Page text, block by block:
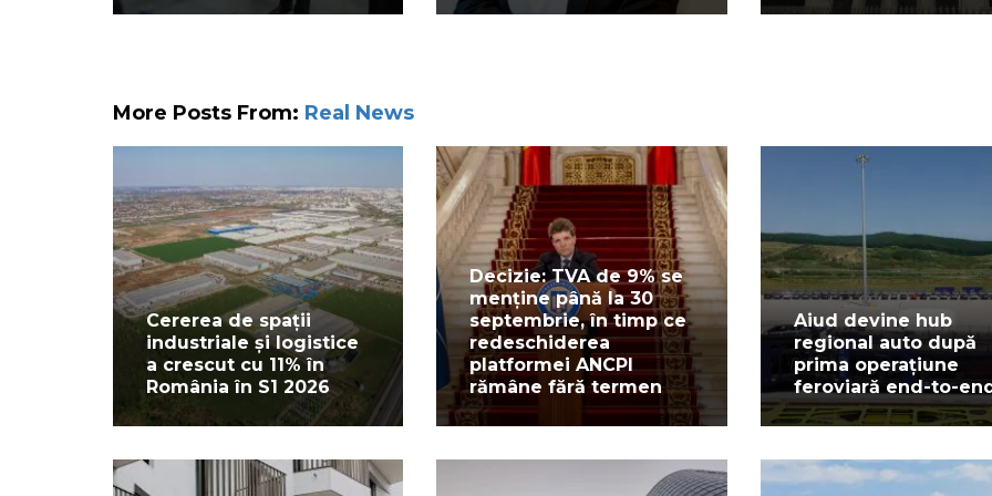
More Posts From: Real News
Cererea de spații
industriale și logistice
a crescut cu 11% în
România în S1 2026
Decizie: TVA de 9% se
menține până la 30
septembrie, în timp ce
redeschiderea
platformei ANCPI
rămâne fără termen
Aiud devine hub
regional auto după
prima operațiune
feroviară end-to-